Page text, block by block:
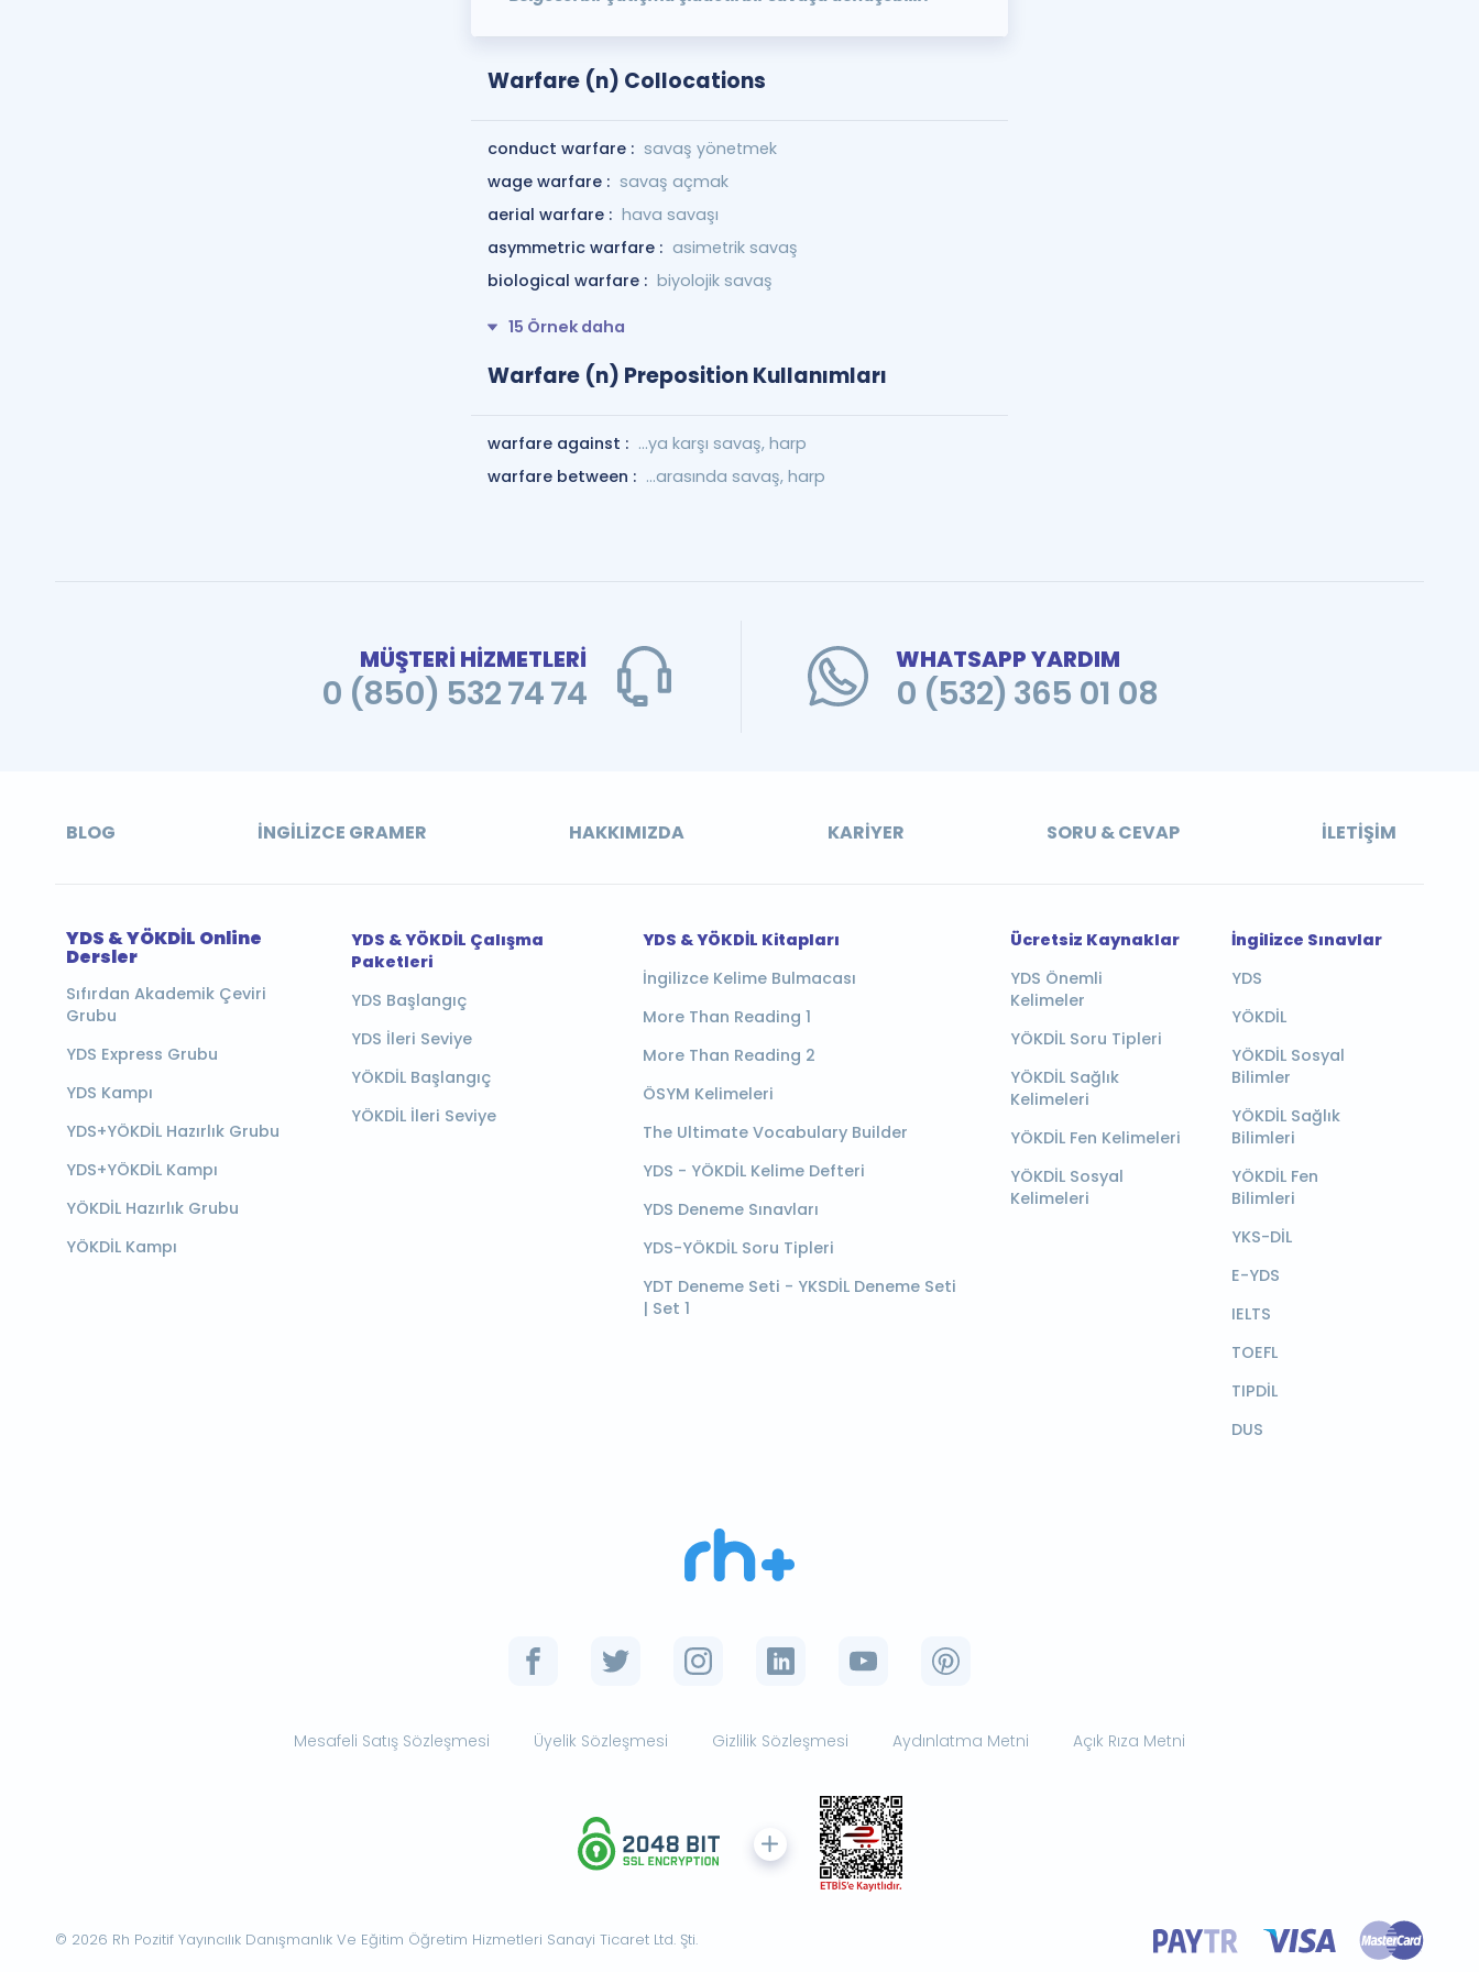
Warfare (n) Collocations
conduct warfare : savaş yönetmek
wage warfare : savaş açmak
aerial warfare : hava savaşı
asymmetric warfare : asimetrik savaş
biological warfare : biyolojik savaş
15 Örnek daha
Warfare (n) Preposition Kullanımları
warfare against : ...ya karşı savaş, harp
warfare between : ...arasında savaş, harp
MÜŞTERİ HİZMETLERİ
0 (850) 532 74 74
WHATSAPP YARDIM
0 (532) 365 01 08
BLOG İNGILIZCE GRAMER HAKKIMIZDA KARIYER SORU & CEVAP İLETIŞIM
YDS & YÖKDİL Online
Dersler
Sıfırdan Akademik Çeviri
Grubu
YDS Express Grubu
YDS Kampı
YDS+YÖKDİL Hazırlık Grubu
YDS+YÖKDİL Kampı
YÖKDİL Hazırlık Grubu
YÖKDİL Kampı
YDS & YÖKDİL Çalışma
Paketleri
YDS Başlangıç
YDS İleri Seviye
YÖKDİL Başlangıç
YÖKDİL İleri Seviye
YDS & YÖKDİL Kitapları
İngilizce Kelime Bulmacası
More Than Reading 1
More Than Reading 2
ÖSYM Kelimeleri
The Ultimate Vocabulary Builder
YDS - YÖKDİL Kelime Defteri
YDS Deneme Sınavları
YDS-YÖKDİL Soru Tipleri
YDT Deneme Seti - YKSDİL Deneme Seti
| Set 1
Ücretsiz Kaynaklar
YDS Önemli
Kelimeler
YÖKDİL Soru Tipleri
YÖKDİL Sağlık
Kelimeleri
YÖKDİL Fen Kelimeleri
YÖKDİL Sosyal
Kelimeleri
İngilizce Sınavlar
YDS
YÖKDİL
YÖKDİL Sosyal
Bilimler
YÖKDİL Sağlık
Bilimleri
YÖKDİL Fen
Bilimleri
YKS-DİL
E-YDS
IELTS
TOEFL
TIPDİL
DUS
Mesafeli Satış Sözleşmesi Üyelik Sözleşmesi Gizlilik Sözleşmesi Aydınlatma Metni Açık Rıza Metni
© 2026 Rh Pozitif Yayıncılık Danışmanlık Ve Eğitim Öğretim Hizmetleri Sanayi Ticaret Ltd. Şti.